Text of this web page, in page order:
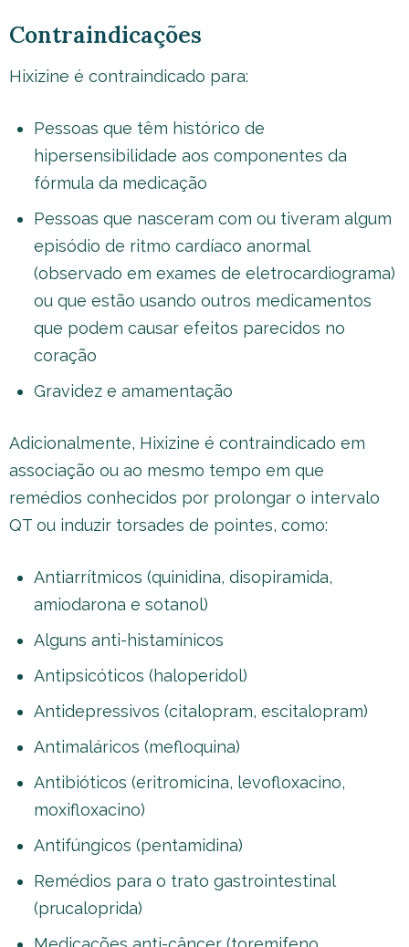
Contraindicações
Hixizine é contraindicado para:
Pessoas que têm histórico de
hipersensibilidade aos componentes da
fórmula da medicação
Pessoas que nasceram com ou tiveram algum
episódio de ritmo cardíaco anormal
(observado em exames de eletrocardiograma)
ou que estão usando outros medicamentos
que podem causar efeitos parecidos no
coração
Gravidez e amamentação
Adicionalmente, Hixizine é contraindicado em
associação ou ao mesmo tempo em que
remédios conhecidos por prolongar o intervalo
QT ou induzir torsades de pointes, como:
Antiarrítmicos (quinidina, disopiramida,
amiodarona e sotanol)
Alguns anti-histamínicos
Antipsicóticos (haloperidol)
Antidepressivos (citalopram, escitalopram)
Antimaláricos (mefloquina)
Antibióticos (eritromicina, levofloxacino,
moxifloxacino)
Antifúngicos (pentamidina)
Remédios para o trato gastrointestinal
(prucaloprida)